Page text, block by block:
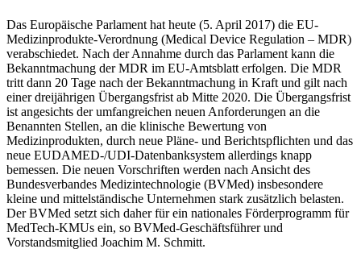
Das Europäische Parlament hat heute (5. April 2017) die EU-
Medizinprodukte-Verordnung (Medical Device Regulation – MDR)
verabschiedet. Nach der Annahme durch das Parlament kann die
Bekanntmachung der MDR im EU-Amtsblatt erfolgen. Die MDR
tritt dann 20 Tage nach der Bekanntmachung in Kraft und gilt nach
einer dreijährigen Übergangsfrist ab Mitte 2020. Die Übergangsfrist
ist angesichts der umfangreichen neuen Anforderungen an die
Benannten Stellen, an die klinische Bewertung von
Medizinprodukten, durch neue Pläne- und Berichtspflichten und das
neue EUDAMED-/UDI-Datenbanksystem allerdings knapp
bemessen. Die neuen Vorschriften werden nach Ansicht des
Bundesverbandes Medizintechnologie (BVMed) insbesondere
kleine und mittelständische Unternehmen stark zusätzlich belasten.
Der BVMed setzt sich daher für ein nationales Förderprogramm für
MedTech-KMUs ein, so BVMed-Geschäftsführer und
Vorstandsmitglied Joachim M. Schmitt.